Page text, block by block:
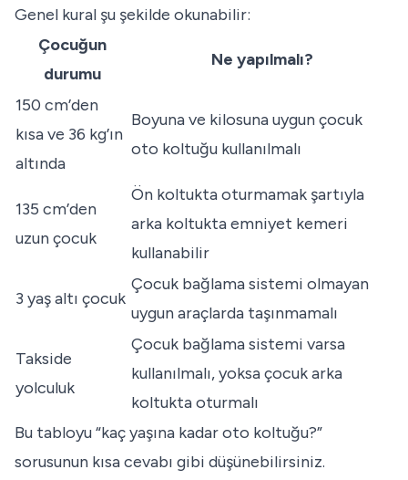
Genel kural şu şekilde okunabilir:
Çocuğun
durumu
Ne yapılmalı?
150 cm’den
kısa ve 36 kg’ın
altında
Boyuna ve kilosuna uygun çocuk
oto koltuğu kullanılmalı
135 cm’den
uzun çocuk
Ön koltukta oturmamak şartıyla
arka koltukta emniyet kemeri
kullanabilir
3 yaş altı çocuk
Çocuk bağlama sistemi olmayan
uygun araçlarda taşınmamalı
Takside
yolculuk
Çocuk bağlama sistemi varsa
kullanılmalı, yoksa çocuk arka
koltukta oturmalı
Bu tabloyu “kaç yaşına kadar oto koltuğu?”
sorusunun kısa cevabı gibi düşünebilirsiniz.